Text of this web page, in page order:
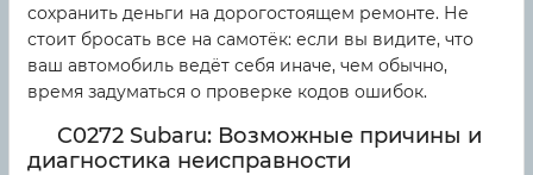
сохранить деньги на дорогостоящем ремонте. Не
стоит бросать все на самотёк: если вы видите, что
ваш автомобиль ведёт себя иначе, чем обычно,
время задуматься о проверке кодов ошибок.
C0272 Subaru: Возможные причины и
диагностика неисправности